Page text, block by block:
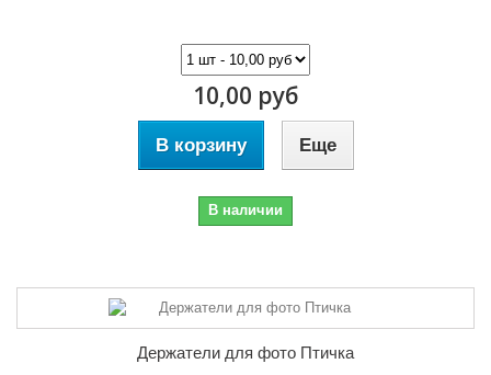
10,00 руб
В корзину Еще
В наличии
Держатели для фото Птичка